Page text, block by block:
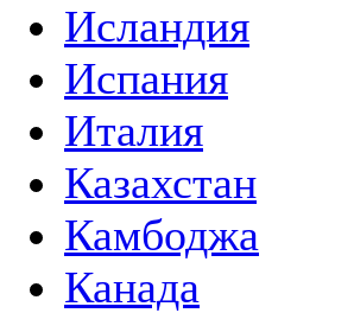
Исландия
Испания
Италия
Казахстан
Камбоджа
Канада